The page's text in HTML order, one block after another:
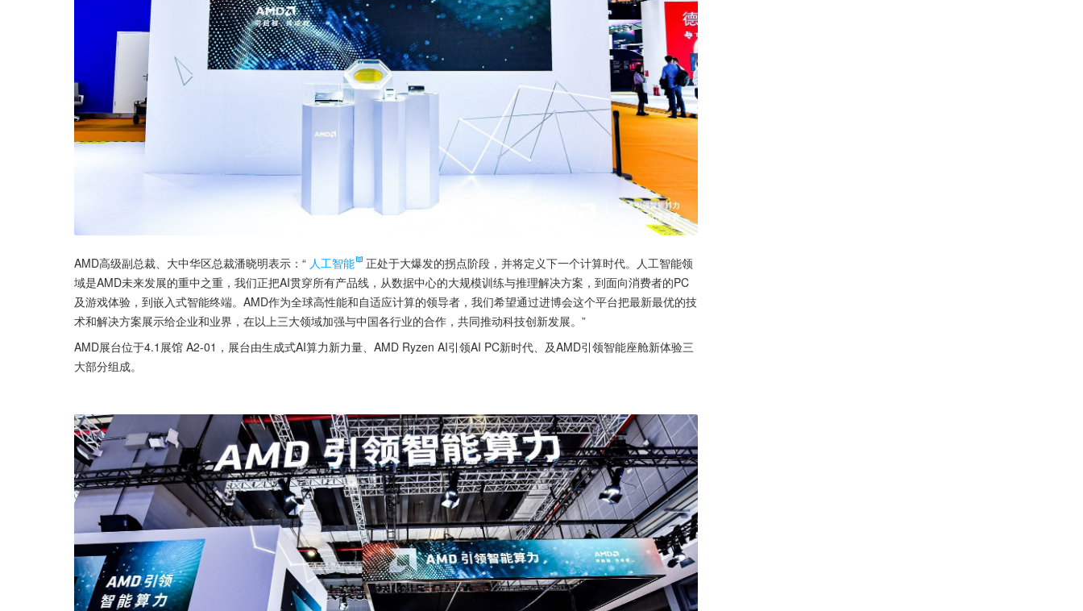
AMD高级副总裁、大中华区总裁潘晓明表示：“ 人工智能
正处于大爆发的拐点阶段，并将定义下一个计算时代。人工智能领
域是AMD未来发展的重中之重，我们正把AI贯穿所有产品线，从数据中心的大规模训练与推理解决方案，到面向消费者的PC
及游戏体验，到嵌入式智能终端。AMD作为全球高性能和自适应计算的领导者，我们希望通过进博会这个平台把最新最优的技
术和解决方案展示给企业和业界，在以上三大领域加强与中国各行业的合作，共同推动科技创新发展。”
AMD展台位于4.1展馆 A2-01，展台由生成式AI算力新力量、AMD Ryzen AI引领AI PC新时代、及AMD引领智能座舱新体验三
大部分组成。